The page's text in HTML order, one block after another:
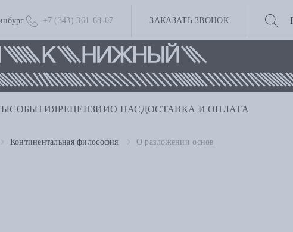
+7 (343) 361-68-07 ЗАКАЗАТЬ ЗВОНОК
СОБЫТИЯРЕЦЕНЗИИО НАС ДОСТАВКА И ОПЛАТА
Континентальная философия О разложении основ